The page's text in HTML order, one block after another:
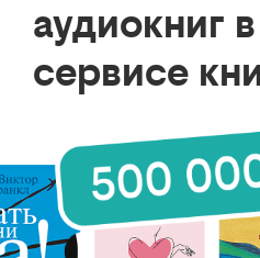
аудиокниг в
сервисе